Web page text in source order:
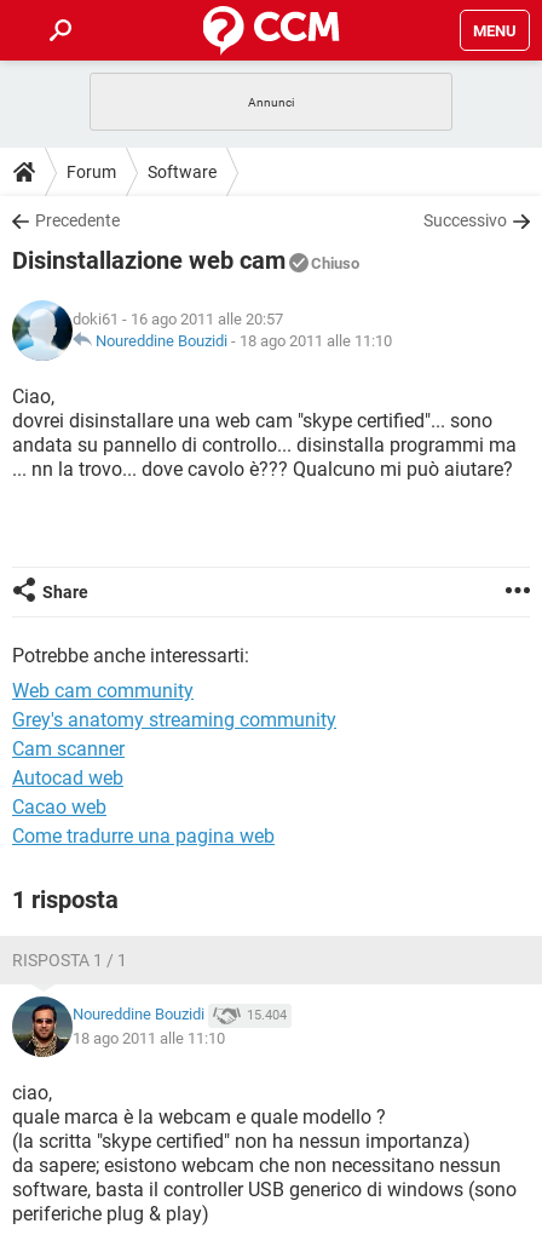
MENU
INTRATTENIMENTO
iOS
INSTAGRAM WHATSAPP
TIKTOK
HARDWARE
GUIDE
COVID-19
INSTAGRAM
TIKTOK
HARDWARE
DOWNLOAD
COVID-19 GAMING
INTRATTENIMENTO
iOS WINDOWS 10
INSTAGRAM
TIKTOK FACEBOOK
HARDWARE
COVID-19
INTRATTENIMENTO
iOS
INSTAGRAM WHATSAPP
GLOSSARIO
COVID-19
INTRATTENIMENTO ANDROID
iOS WINDOWS 10
HARDWARE
Forum Software
Precedente Successivo
Disinstallazione web cam Chiuso
doki61 - 16 ago 2011 alle 20:57
Noureddine Bouzidi - 18 ago 2011 alle 11:10
Ciao,
dovrei disinstallare una web cam "skype certified"... sono
andata su pannello di controllo... disinstalla programmi ma
... nn la trovo... dove cavolo è??? Qualcuno mi può aiutare?
Share
Potrebbe anche interessarti:
Web cam community
Grey's anatomy streaming community
Cam scanner
Autocad web
Cacao web
Come tradurre una pagina web
1 risposta
RISPOSTA 1 / 1
Noureddine Bouzidi 15.404
18 ago 2011 alle 11:10
ciao,
quale marca è la webcam e quale modello ?
(la scritta "skype certified" non ha nessun importanza)
da sapere; esistono webcam che non necessitano nessun
software, basta il controller USB generico di windows (sono
periferiche plug & play)